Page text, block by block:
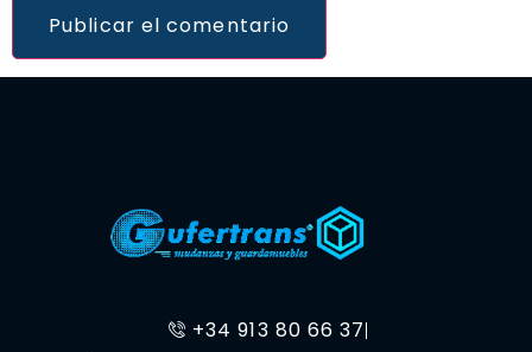
+34 913 80 66 37